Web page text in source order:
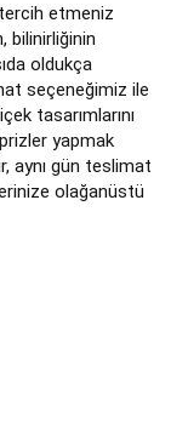
etmeniz
bilinirliğinin
oldukça
seçeneğimiz ile
tasarımlarını
yapmak
aynı gün teslimat
olağanüstü